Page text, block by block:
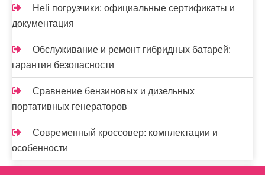
Heli погрузчики: официальные сертификаты и
документация
Обслуживание и ремонт гибридных батарей:
гарантия безопасности
Сравнение бензиновых и дизельных
портативных генераторов
Современный кроссовер: комплектации и
особенности